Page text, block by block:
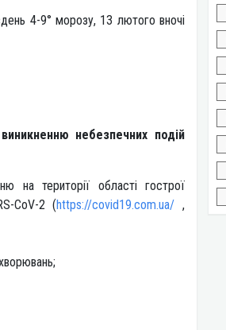
4-9° морозу, 13 лютого вночі
небезпечних подій
на території області гострої
CoV-2 (https://covid19.com.ua/ ,